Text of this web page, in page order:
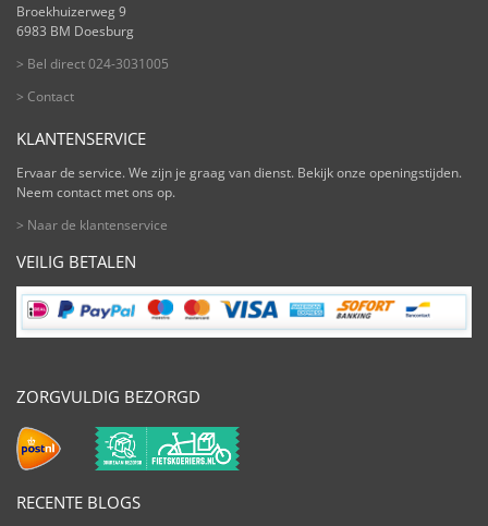
Broekhuizerweg 9
6983 BM Doesburg
> Bel direct 024-3031005
> Contact
KLANTENSERVICE
Ervaar de service. We zijn je graag van dienst. Bekijk onze openingstijden.
Neem contact met ons op.
> Naar de klantenservice
VEILIG BETALEN
ZORGVULDIG BEZORGD
RECENTE BLOGS